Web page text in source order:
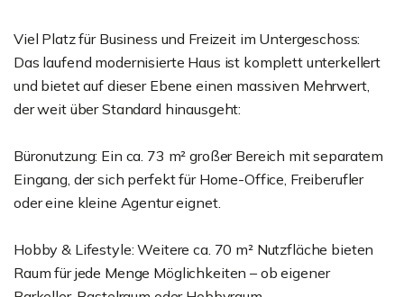
Viel Platz für Business und Freizeit im Untergeschoss:
Das laufend modernisierte Haus ist komplett unterkellert
und bietet auf dieser Ebene einen massiven Mehrwert,
der weit über Standard hinausgeht:
Büronutzung: Ein ca. 73 m² großer Bereich mit separatem
Eingang, der sich perfekt für Home-Office, Freiberufler
oder eine kleine Agentur eignet.
Hobby & Lifestyle: Weitere ca. 70 m² Nutzfläche bieten
Raum für jede Menge Möglichkeiten – ob eigener